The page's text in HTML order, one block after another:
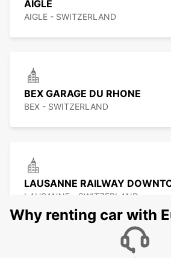
AIGLE
AIGLE - SWITZERLAND
BEX GARAGE DU RHONE
BEX - SWITZERLAND
LAUSANNE RAILWAY
LAUSANNE - SWITZERLAND
Why renting car with